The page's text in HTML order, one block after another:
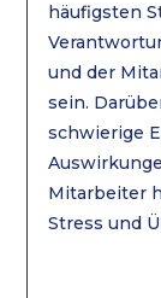
häufigsten
und der
sein.
schwierige
Mitarbeiter
Stress und